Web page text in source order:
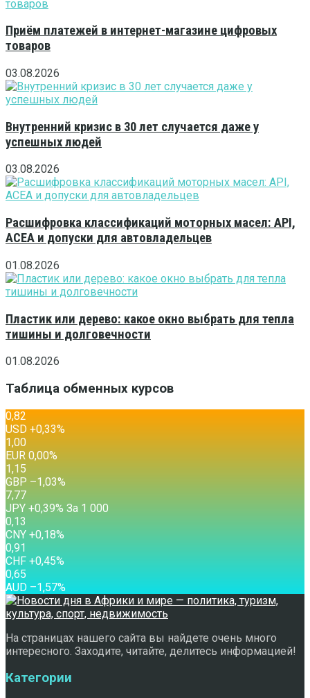
Приём платежей в интернет-магазине цифровых
товаров
03.08.2026
Внутренний кризис в 30 лет случается даже у
успешных людей
03.08.2026
Расшифровка классификаций моторных масел: API,
ACEA и допуски для автовладельцев
01.08.2026
Пластик или дерево: какое окно выбрать для тепла
тишины и долговечности
01.08.2026
Таблица обменных курсов
0,82
USD +0,33%
1,00
EUR 0,00%
1,15
GBP –1,03%
7,77
JPY +0,39% За 1 000
0,13
CNY +0,18%
0,91
CHF +0,45%
0,65
AUD –1,57%
На страницах нашего сайта вы найдете очень много
интересного. Заходите, читайте, делитесь информацией!
Категории